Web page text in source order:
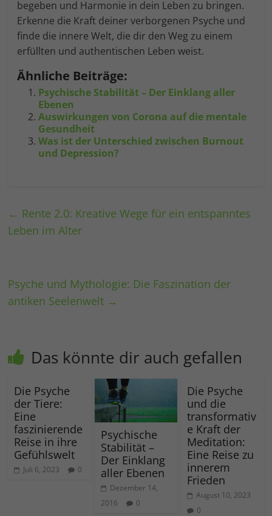
begeben und Harmonie in dein Leben zu bringen.
Erkenne die Kraft deiner verborgenen Psyche und
finde die innere Welt, die dir den Weg zu einem
erfüllten und authentischen Leben weist.
Ähnliche Beiträge:
Psychische Stabilität – Der Einklang aller
Ebenen
Auswirkungen von Corona auf die mentale
Gesundheit
Was ist der Unterschied zwischen Burnout
und Depression?
← Rente 2.0: Kreative Wege für ein entspanntes
Leben im Alter
Psyche und Mythologie: Die Faszination der
antiken Seelenwelt →
Das könnte dir auch gefallen
Die Psyche
der Tiere:
Eine
faszinierende
Reise in ihre
Gefühlswelt
Juli 6, 2023 0
Psychische
Stabilität –
Der Einklang
aller Ebenen
Dezember 14,
2016
0
Die Psyche
und die
transformativ
e Kraft der
Meditation:
Eine Reise zu
innerem
Frieden
August 10, 2023
0